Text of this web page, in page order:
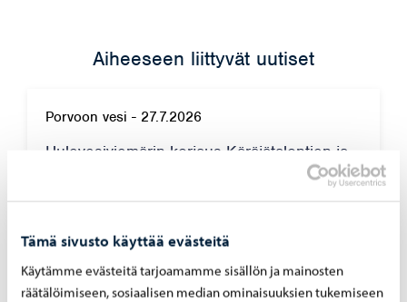
Tämä sivusto käyttää evästeitä
Käytämme evästeitä tarjoamamme sisällön ja mainosten
räätälöimiseen, sosiaalisen median ominaisuuksien tukemiseen
Aiheeseen liittyvät uutiset
Porvoon vesi - 27.7.2026
Hulevesiviemärin korjaus Käräjätalontien ja
Rovastintien risteyksen kohdalla – työ alkaa